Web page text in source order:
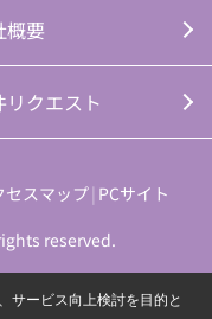
概要
リクエスト
セスマップ PCサイト
reserved.
サービス向上検討を目的と